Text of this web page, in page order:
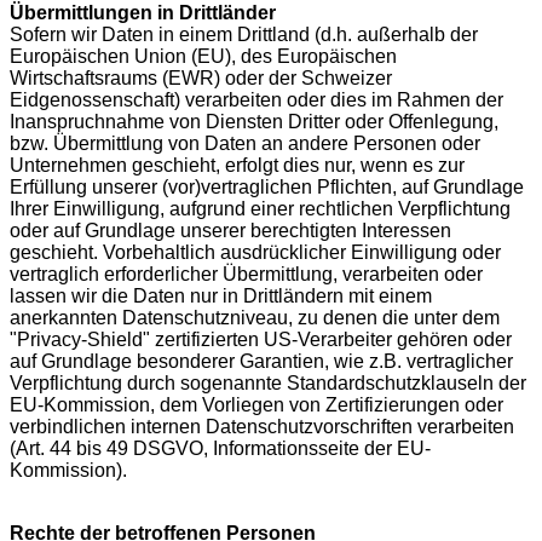
Übermittlungen in Drittländer
Sofern wir Daten in einem Drittland (d.h. außerhalb der
Europäischen Union (EU), des Europäischen
Wirtschaftsraums (EWR) oder der Schweizer
Eidgenossenschaft) verarbeiten oder dies im Rahmen der
Inanspruchnahme von Diensten Dritter oder Offenlegung,
bzw. Übermittlung von Daten an andere Personen oder
Unternehmen geschieht, erfolgt dies nur, wenn es zur
Erfüllung unserer (vor)vertraglichen Pflichten, auf Grundlage
Ihrer Einwilligung, aufgrund einer rechtlichen Verpflichtung
oder auf Grundlage unserer berechtigten Interessen
geschieht. Vorbehaltlich ausdrücklicher Einwilligung oder
vertraglich erforderlicher Übermittlung, verarbeiten oder
lassen wir die Daten nur in Drittländern mit einem
anerkannten Datenschutzniveau, zu denen die unter dem
"Privacy-Shield" zertifizierten US-Verarbeiter gehören oder
auf Grundlage besonderer Garantien, wie z.B. vertraglicher
Verpflichtung durch sogenannte Standardschutzklauseln der
EU-Kommission, dem Vorliegen von Zertifizierungen oder
verbindlichen internen Datenschutzvorschriften verarbeiten
(Art. 44 bis 49 DSGVO, Informationsseite der EU-
Kommission).
Rechte der betroffenen Personen